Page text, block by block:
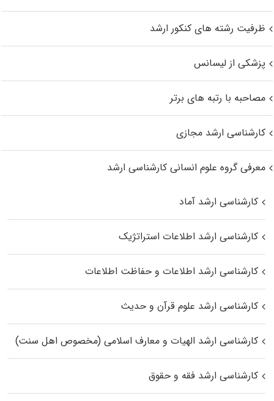
ظرفیت رشته های کنکور ارشد
پزشکی از لیسانس
مصاحبه با رتبه های برتر
کارشناسی ارشد مجازی
معرفی گروه علوم انسانی کارشناسی ارشد
کارشناسی ارشد آماد
کارشناسی ارشد اطلاعات استراتژیک
کارشناسی ارشد اطلاعات و حفاظت اطلاعات
کارشناسی ارشد علوم قرآن و حدیث
کارشناسی ارشد الهیات و معارف اسلامی (مخصوص اهل سنت)
کارشناسی ارشد فقه و حقوق